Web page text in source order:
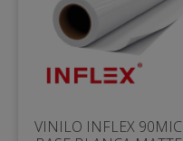
VINILO INFLEX 90MIC